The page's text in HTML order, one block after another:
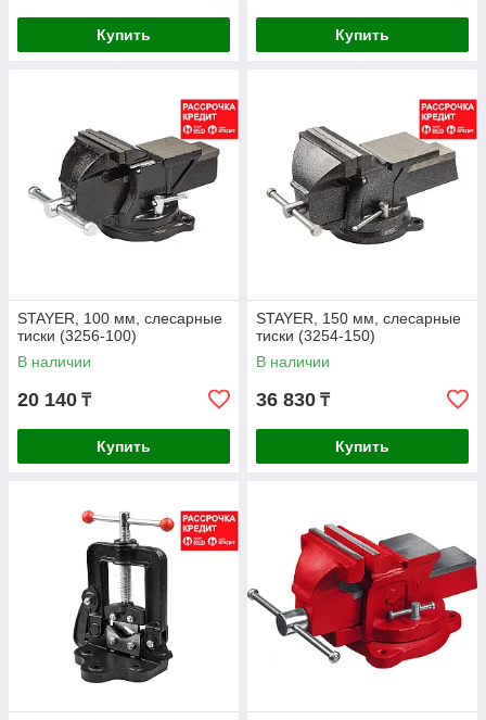
Купить Купить
STAYER, 100 мм, слесарные
тиски (3256-100)
В наличии
20 140 ₸
Купить
STAYER, 150 мм, слесарные
тиски (3254-150)
В наличии
36 830 ₸
Купить